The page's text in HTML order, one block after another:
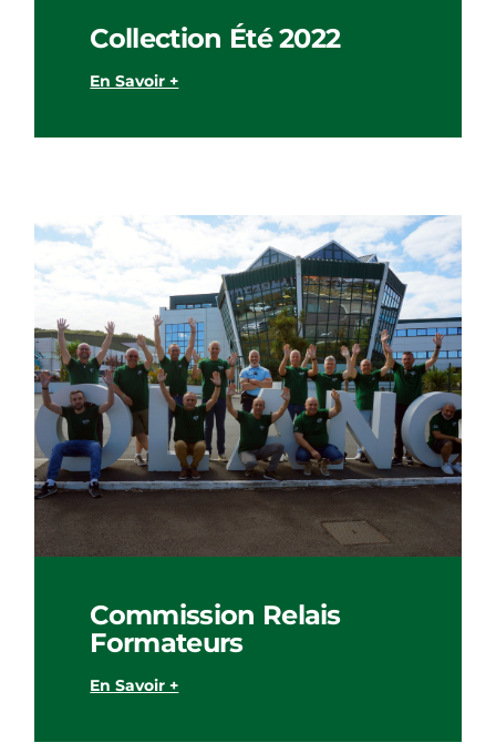
Collection Été 2022
En Savoir +
Commission Relais
Formateurs
En Savoir +